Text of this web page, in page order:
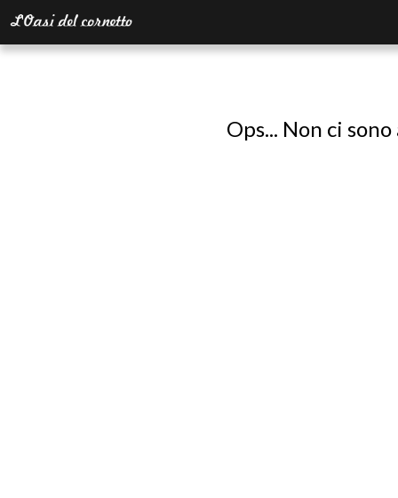
Ops... Non ci